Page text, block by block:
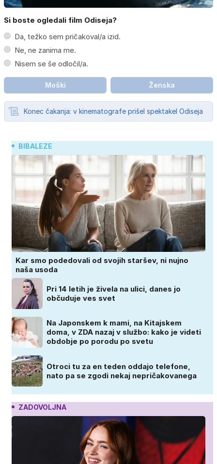
Si boste ogledali film Odiseja?
Da, težko sem pričakoval/a izid.
Ne, ne zanima me.
Nisem se še odločil/a.
Moški Ženska
Konec čakanja: v kinematografe prišel spektakel Odiseja
BIBALEZE
Kar smo podedovali od svojih staršev, ni nujno
naša usoda
Pri 14 letih je živela na ulici, danes jo
občuduje ves svet
Na Japonskem k mami, na Kitajskem
doma, v ZDA nazaj v službo: kako je videti
obdobje po porodu po svetu
Otroci tu za en teden oddajo telefone,
nato pa se zgodi nekaj nepričakovanega
ZADOVOLJNA